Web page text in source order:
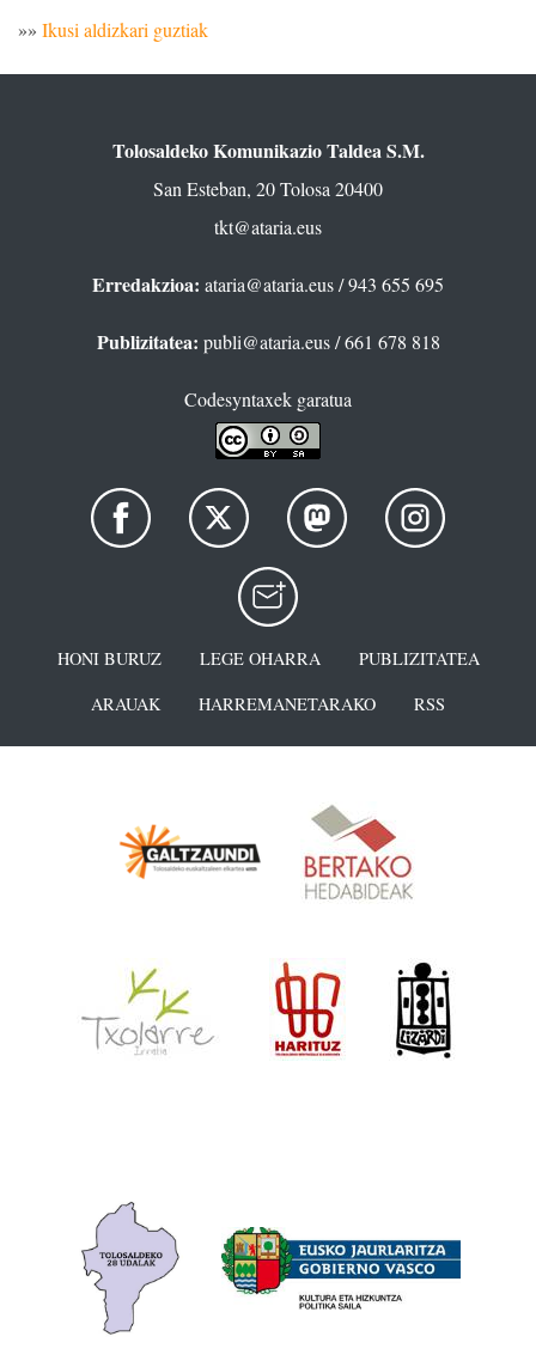
»» Ikusi aldizkari guztiak
Tolosaldeko Komunikazio Taldea S.M.
San Esteban, 20 Tolosa 20400
tkt@ataria.eus
Erredakzioa: ataria@ataria.eus/ 943 655 695
Publizitatea: publi@ataria.eus/ 661 678 818
Codesyntaxek garatua
HONI BURUZ LEGE OHARRA
PUBLIZITATEA
ARAUAK
HARREMANETARAKO RSS